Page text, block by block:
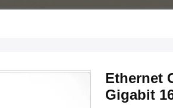
Ethernet
Gigabit